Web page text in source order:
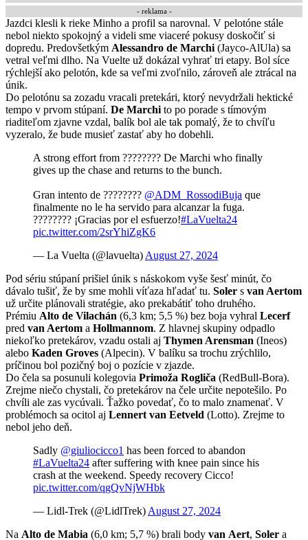
- reklama-
Jazdci klesli k rieke Minho a profil sa narovnal. V pelotóne stále
nebol niekto spokojný a videli sme viaceré pokusy doskočiť si
dopredu. Predovšetkým Alessandro de Marchi (Jayco-AlUla) sa
vetral veľmi dlho. Na Vuelte už dokázal vyhrať tri etapy. Bol síce
rýchlejší ako pelotón, kde sa veľmi zvoľnilo, zároveň ale ztrácal na
únik.
Do pelotónu sa zozadu vracali pretekári, ktorý nevydržali hektické
tempo v prvom stúpaní. De Marchi to po porade s tímovým
riaditeľom zjavne vzdal, balík bol ale tak pomalý, že to chvíľu
vyzeralo, že bude musieť zastať aby ho dobehli.
A strong effort from ???????? De Marchi who finally
gives up the chase and returns to the bunch.
Gran intento de ???????? @ADM_RossodiBuja que
finalmente no le ha servido para alcanzar la fuga.
???????? ¡Gracias por el esfuerzo!#LaVuelta24
pic.twitter.com/2srYhiZgK6
— La Vuelta (@lavuelta) August 27, 2024
Pod sériu stúpaní prišiel únik s náskokom vyše šesť minút, čo
dávalo tušiť, že by sme mohli víťaza hľadať tu. Soler s van Aertom
už určite plánovali stratégie, ako prekabátiť toho druhého.
Prémiu Alto de Vilachán (6,3 km; 5,5 %) bez boja vyhral Lecerf
pred van Aertom a Hollmannom. Z hlavnej skupiny odpadlo
niekoľko pretekárov, vzadu ostali aj Thymen Arensman (Ineos)
alebo Kaden Groves (Alpecin). V balíku sa trochu zrýchlilo,
príčinou bol pozičný boj o pozície v zjazde.
Do čela sa posunuli kolegovia Primoža Rogliča (RedBull-Bora).
Zrejme niečo chystali, čo pretekárov na čele určite nepotešilo. Po
chvíli ale zas vycúvali. Ťažko povedať, čo to malo znamenať. V
problémoch sa ocitol aj Lennert van Eetveld (Lotto). Zrejme to
nebol jeho deň.
Sadly @giuliocicco1 has been forced to abandon
#LaVuelta24 after suffering with knee pain since his
crash at the weekend. Speedy recovery Cicco!
pic.twitter.com/qgQvNjWHbk
— Lidl-Trek (@LidlTrek) August 27, 2024
Na Alto de Mabia (6,0 km; 5,7 %) brali body van Aert, Soler a